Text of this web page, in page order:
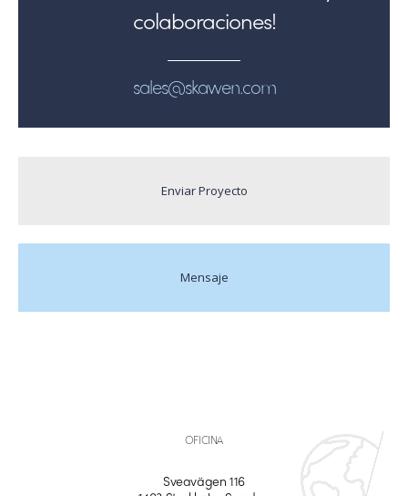
colaboraciones!
sales@skawen.com
Enviar Proyecto
Mensaje
OFICINA
Sveavägen 116